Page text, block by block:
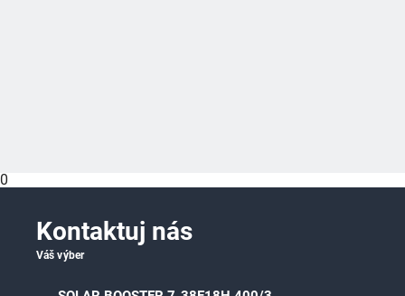
0
Kontaktuj nás
Váš výber